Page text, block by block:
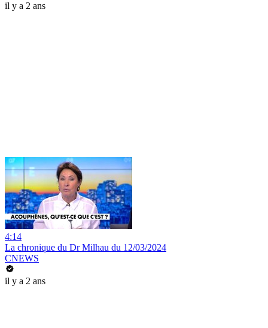
il y a 2 ans
4:14
La chronique du Dr Milhau du 12/03/2024
CNEWS
il y a 2 ans